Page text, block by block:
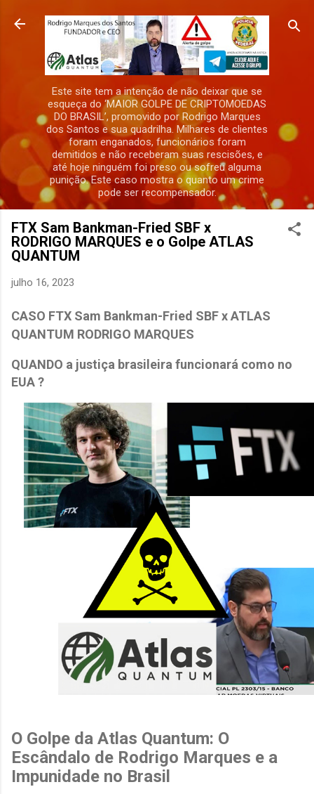
Pular para o conteúdo principal
Este site tem a intenção de não deixar que se
esqueça do ‘MAIOR GOLPE DE CRIPTOMOEDAS
DO BRASIL’, promovido por Rodrigo Marques
dos Santos e sua quadrilha. Milhares de clientes
foram enganados, funcionários foram
demitidos e não receberam suas rescisões, e
até hoje ninguém foi preso ou sofreu alguma
punição. Este caso mostra o quanto um crime
pode ser recompensador.
FTX Sam Bankman-Fried SBF x
RODRIGO MARQUES e o Golpe ATLAS
QUANTUM
julho 16, 2023
CASO FTX Sam Bankman-Fried SBF x ATLAS
QUANTUM RODRIGO MARQUES
QUANDO a justiça brasileira funcionará como no
EUA ?
O Golpe da Atlas Quantum: O
Escândalo de Rodrigo Marques e a
Impunidade no Brasil